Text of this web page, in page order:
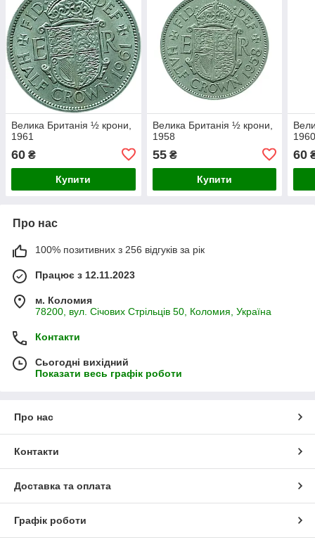
Велика Британія ½ крони,
1961
60 ₴
Купити
Велика Британія ½ крони,
1958
55₴
Купити
60
Про нас
100% позитивних з 256 відгуків за рік
Працює з 12.11.2023
м. Коломия
78200, вул. Січових Стрільців 50, Коломия, Україна
Контакти
Сьогодні вихідний
Показати весь графік роботи
Про нас
Контакти
Доставка та оплата
Графік роботи